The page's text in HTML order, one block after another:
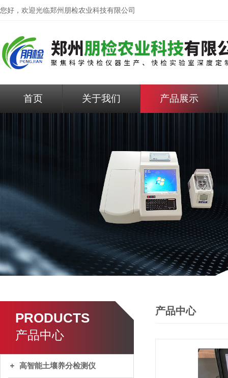
您好，欢迎光临郑州朋检农业科技有限公司
首页 关于我们 产品展示
PRODUCTS
产品中心
高智能土壤养分检测仪
产品中心